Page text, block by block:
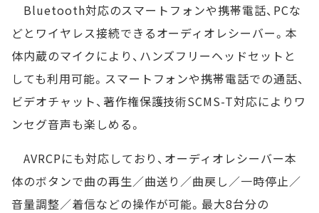
Bluetooth対応のスマートフォンや携帯電話、PCな
どとワイヤレス接続できるオーディオレシーバー。本
体内蔵のマイクにより、ハンズフリーヘッドセットと
しても利用可能。スマートフォンや携帯電話での通話、
ビデオチャット、著作権保護技術SCMS-T対応によりワ
ンセグ音声も楽しめる。
AVRCPにも対応しており、オーディオレシーバー本
体のボタンで曲の再生／曲送り／曲戻し／一時停止／
音量調整／着信などの操作が可能。最大8台分の